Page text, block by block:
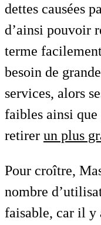
dettes causées
d’ainsi pouvoir
terme
besoin de
services, alors
faibles ainsi que
retirer un plus
Pour croître,
nombre
faisable, car il y